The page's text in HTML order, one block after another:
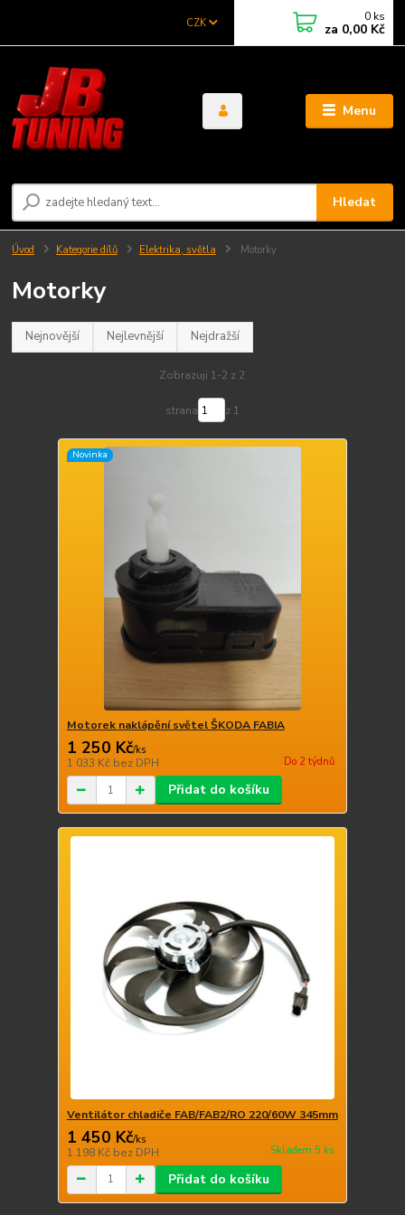
Menu
CZK
Hledat
0 ks
za 0,00 Kč
Úvod Kategorie dílů Elektrika, světla Motorky
Motorky
Nejnovější Nejlevnější Nejdražší
Zobrazuji 1-2 z 2
strana z 1
Novinka
Motorek naklápění světel ŠKODA FABIA
1 250 Kč/ks
1 033 Kč bez DPH Do 2 týdnů
Přidat do košíku
Ventilátor chladiče FAB/FAB2/RO 220/60W 345mm
1 450 Kč/ks
1 198 Kč bez DPH Skladem 5 ks
Přidat do košíku